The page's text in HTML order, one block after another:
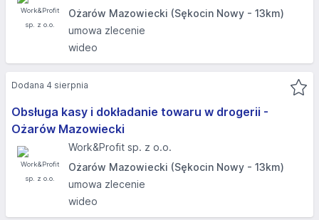
Ożarów Mazowiecki (Sękocin Nowy - 13km)
umowa zlecenie
wideo
Obsługa kasy i dokładanie towaru w drogerii -
Ożarów Mazowiecki
Work&Profit sp. z o.o.
Ożarów Mazowiecki (Sękocin Nowy - 13km)
umowa zlecenie
wideo
Dodana 4 sierpnia